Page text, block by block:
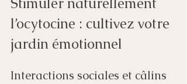
l’ocytocine : cultivez votre
jardin émotionnel
Interactions sociales et câlins